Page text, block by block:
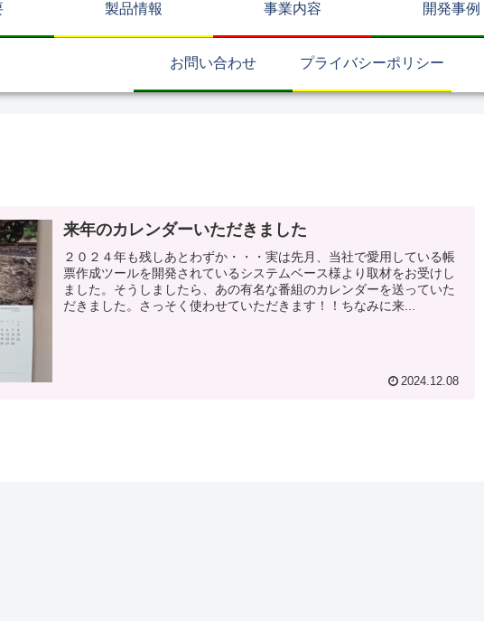
製品情報 事業内容 開発事例
お問い合わせ プライバシーポリシー
来年のカレンダーいただきました
２０２４年も残しあとわずか・・・実は先月、当社で愛用している帳
票作成ツールを開発されているシステムベース様より取材をお受けし
ました。そうしましたら、あの有名な番組のカレンダーを送っていた
だきました。さっそく使わせていただきます！！ちなみに来...
2024.12.08